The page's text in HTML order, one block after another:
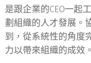
是跟企業的CEO一起
劃組織的人才發展。
到，從系統性的角度
力以帶來組織的成效。